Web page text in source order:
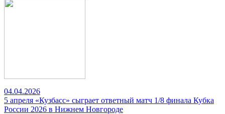
04.04.2026
5 апреля «Кузбасс» сыграет ответный матч 1/8 финала Кубка
России 2026 в Нижнем Новгороде